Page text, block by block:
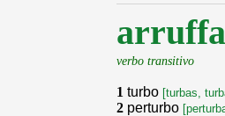
verbo transitivo
1 turbo [turbas,
2 perturbo